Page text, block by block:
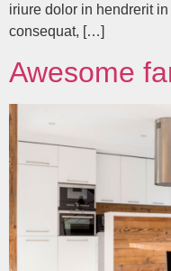
iriure dolor in hendrerit
consequat, […]
Awesome